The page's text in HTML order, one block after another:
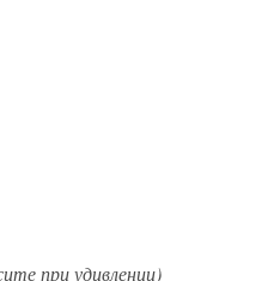
при удивлении)